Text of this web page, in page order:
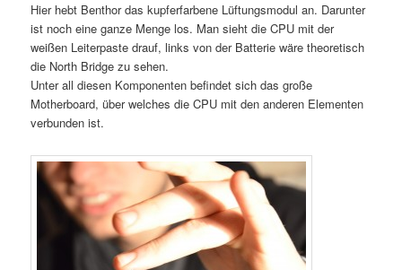
Hier hebt Benthor das kupferfarbene Lüftungsmodul an. Darunter
ist noch eine ganze Menge los. Man sieht die CPU mit der
weißen Leiterpaste drauf, links von der Batterie wäre theoretisch
die North Bridge zu sehen.
Unter all diesen Komponenten befindet sich das große
Motherboard, über welches die CPU mit den anderen Elementen
verbunden ist.